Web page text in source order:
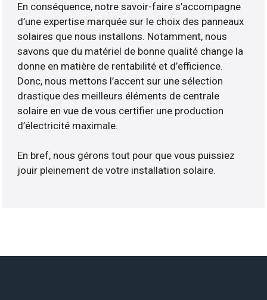
En conséquence, notre savoir-faire s’accompagne
d’une expertise marquée sur le choix des panneaux
solaires que nous installons. Notamment, nous
savons que du matériel de bonne qualité change la
donne en matière de rentabilité et d’efficience.
Donc, nous mettons l’accent sur une sélection
drastique des meilleurs éléments de centrale
solaire en vue de vous certifier une production
d’électricité maximale.
En bref, nous gérons tout pour que vous puissiez
jouir pleinement de votre installation solaire.